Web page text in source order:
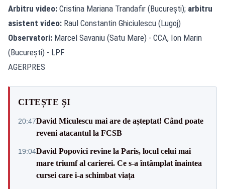
Arbitru video: Cristina Mariana Trandafir (București); arbitru
asistent video: Raul Constantin Ghiciulescu (Lugoj)
Observatori: Marcel Savaniu (Satu Mare) - CCA, Ion Marin
(București) - LPF
AGERPRES
CITEȘTE ȘI
20:47David Miculescu mai are de așteptat! Când poate
reveni atacantul la FCSB
19:04David Popovici revine la Paris, locul celui mai
mare triumf al carierei. Ce s-a întâmplat înaintea
cursei care i-a schimbat viața